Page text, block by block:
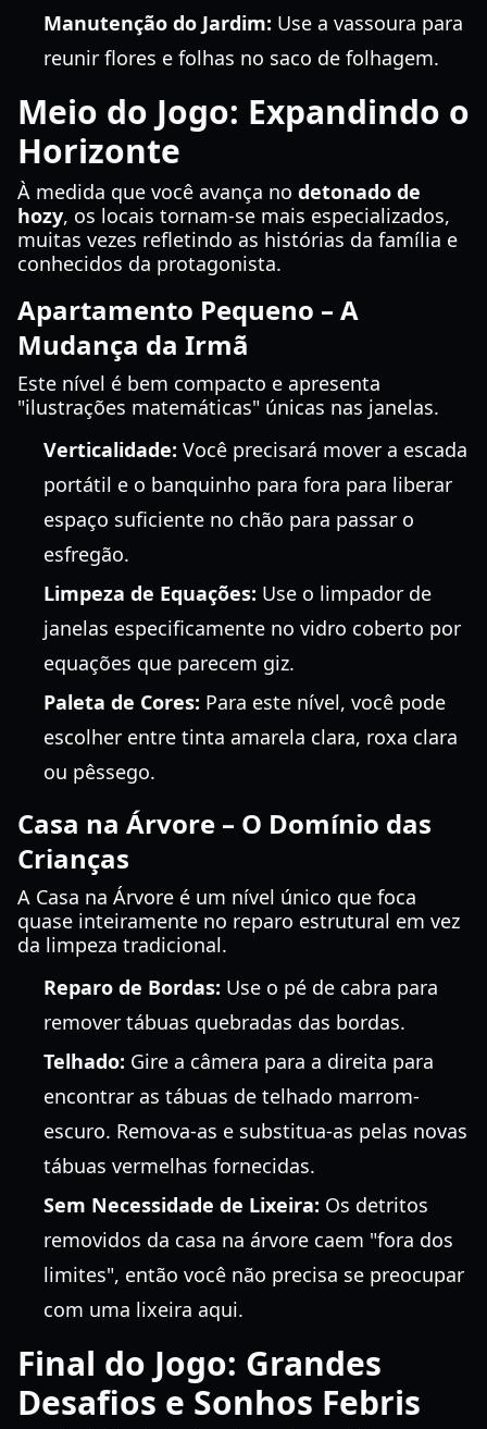
Manutenção do Jardim: Use a vassoura para
reunir flores e folhas no saco de folhagem.
Meio do Jogo: Expandindo o
Horizonte
À medida que você avança no detonado de
hozy, os locais tornam-se mais especializados,
muitas vezes refletindo as histórias da família e
conhecidos da protagonista.
Apartamento Pequeno – A
Mudança da Irmã
Este nível é bem compacto e apresenta
"ilustrações matemáticas" únicas nas janelas.
Verticalidade: Você precisará mover a escada
portátil e o banquinho para fora para liberar
espaço suficiente no chão para passar o
esfregão.
Limpeza de Equações: Use o limpador de
janelas especificamente no vidro coberto por
equações que parecem giz.
Paleta de Cores: Para este nível, você pode
escolher entre tinta amarela clara, roxa clara
ou pêssego.
Casa na Árvore – O Domínio das
Crianças
A Casa na Árvore é um nível único que foca
quase inteiramente no reparo estrutural em vez
da limpeza tradicional.
Reparo de Bordas: Use o pé de cabra para
remover tábuas quebradas das bordas.
Telhado: Gire a câmera para a direita para
encontrar as tábuas de telhado marrom-
escuro. Remova-as e substitua-as pelas novas
tábuas vermelhas fornecidas.
Sem Necessidade de Lixeira: Os detritos
removidos da casa na árvore caem "fora dos
limites", então você não precisa se preocupar
com uma lixeira aqui.
Final do Jogo: Grandes
Desafios e Sonhos Febris